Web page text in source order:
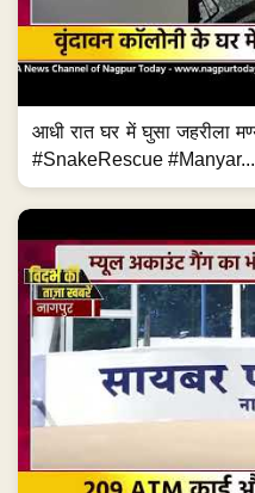
आधी रात घर में घुसा जहरीला
#SnakeRescue #Manyar...